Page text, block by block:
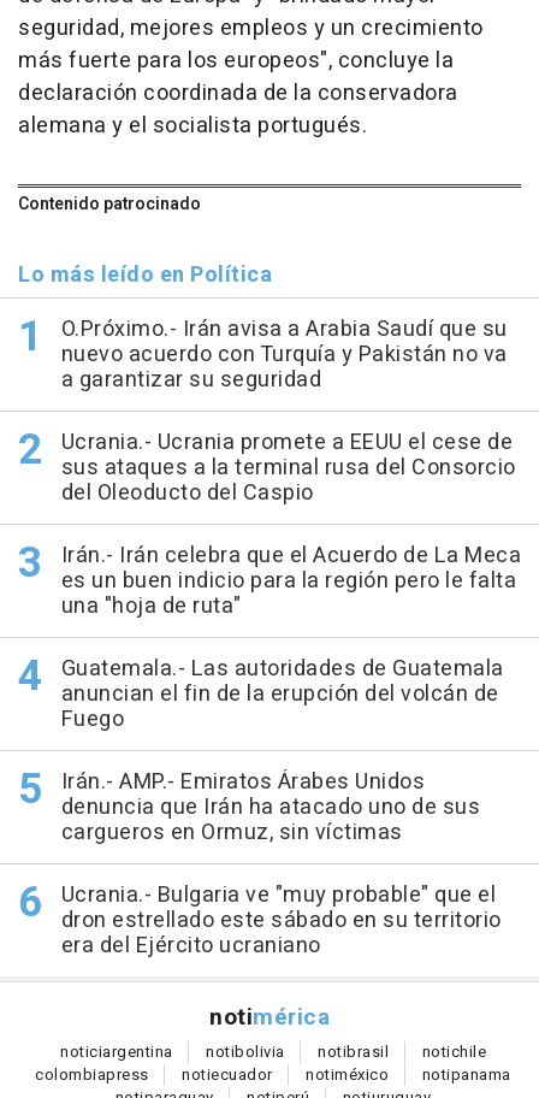
seguridad, mejores empleos y un crecimiento
más fuerte para los europeos", concluye la
declaración coordinada de la conservadora
alemana y el socialista portugués.
Contenido patrocinado
Lo más leído en Política
O.Próximo.- Irán avisa a Arabia Saudí que su
nuevo acuerdo con Turquía y Pakistán no va
a garantizar su seguridad
Ucrania.- Ucrania promete a EEUU el cese de
sus ataques a la terminal rusa del Consorcio
del Oleoducto del Caspio
Irán.- Irán celebra que el Acuerdo de La Meca
es un buen indicio para la región pero le falta
una "hoja de ruta"
Guatemala.- Las autoridades de Guatemala
anuncian el fin de la erupción del volcán de
Fuego
Irán.- AMP.- Emiratos Árabes Unidos
denuncia que Irán ha atacado uno de sus
cargueros en Ormuz, sin víctimas
Ucrania.- Bulgaria ve "muy probable" que el
dron estrellado este sábado en su territorio
era del Ejército ucraniano
notimérica
noticiargentina notibolivia notibrasil notichile
colombiapress notiecuador notiméxico notipanama